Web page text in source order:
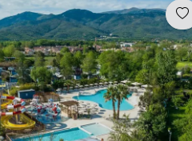
Wist je dat….
De overheid in 2004 de
benadrukken.
de overheid de
Languedoc-Roussillon na